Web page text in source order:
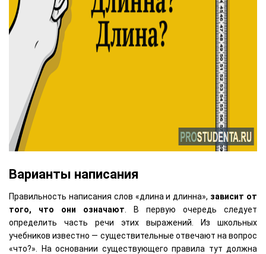
Варианты написания
Правильность написания слов «длина и длинна», зависит от
того, что они означают . В первую очередь следует
определить часть речи этих выражений. Из школьных
учебников известно — существительные отвечают на вопрос
«что?». На основании существующего правила тут должна